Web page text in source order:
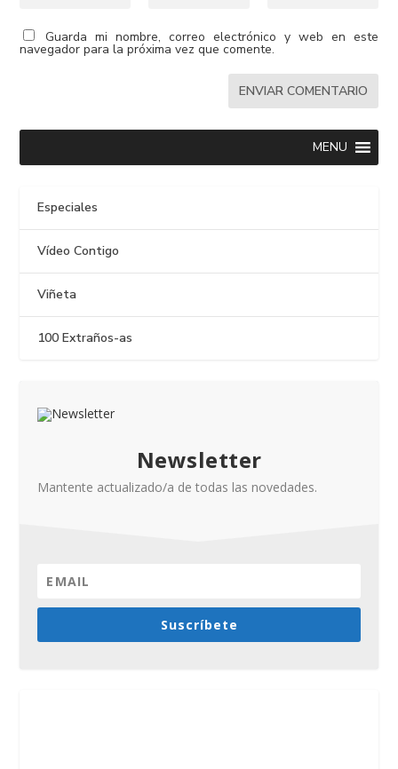
Guarda mi nombre, correo electrónico y web en este
navegador para la próxima vez que comente.
MENU
Especiales
Vídeo Contigo
Viñeta
100 Extraños-as
Newsletter
Mantente actualizado/a de todas las novedades.
Suscríbete